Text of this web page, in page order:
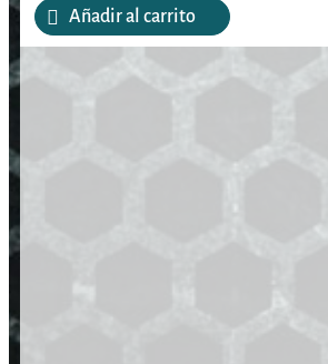
Añadir al carrito